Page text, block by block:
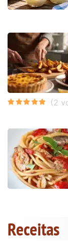
Receitas